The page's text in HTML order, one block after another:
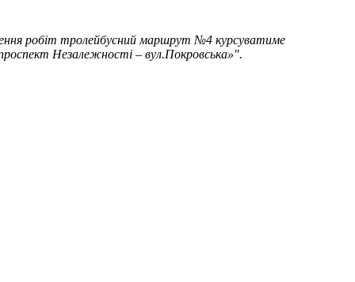
робіт тролейбусний маршрут №4 курсуватиме
Незалежності – вул.Покровська»".